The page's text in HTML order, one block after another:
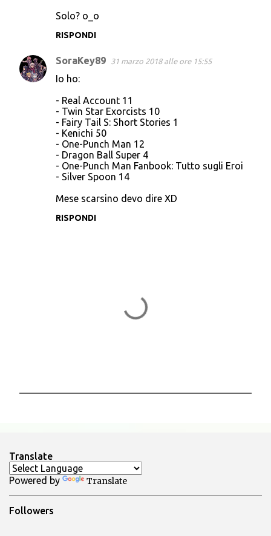
i
Solo? o_o
RISPONDI
SoraKey89 31 marzo 2018 alle ore 15:55
Io ho:
- Real Account 11
- Twin Star Exorcists 10
- Fairy Tail S: Short Stories 1
- Kenichi 50
- One-Punch Man 12
- Dragon Ball Super 4
- One-Punch Man Fanbook: Tutto sugli Eroi
- Silver Spoon 14
Mese scarsino devo dire XD
RISPONDI
a
u
n
c
o
m
Translate
Powered by Translate
Followers